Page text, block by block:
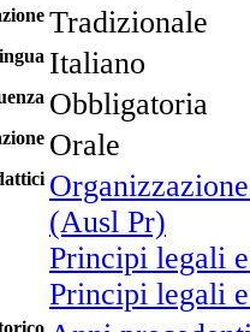
Tradizionale
Italiano
Obbligatoria
Orale
(Ausl Pr)
Principi legali
Principi legali